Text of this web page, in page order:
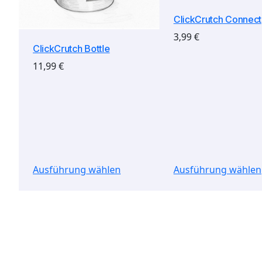
ClickCrutch Bottle
11,99€
Ausführung wählen
ClickCrutch Connect
3,99€
Ausführung wählen